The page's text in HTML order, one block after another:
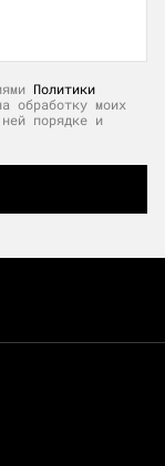
Политики
обработку моих
порядке и